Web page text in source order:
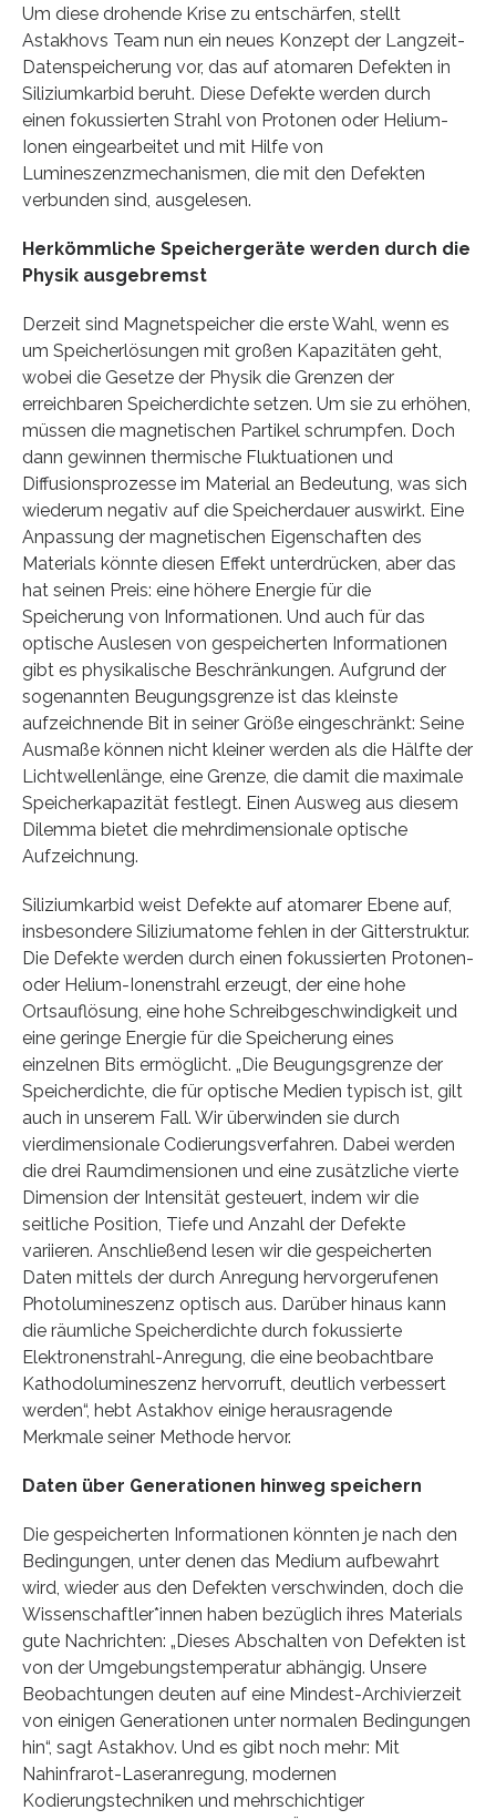
Um diese drohende Krise zu entschärfen, stellt
Astakhovs Team nun ein neues Konzept der Langzeit-
Datenspeicherung vor, das auf atomaren Defekten in
Siliziumkarbid beruht. Diese Defekte werden durch
einen fokussierten Strahl von Protonen oder Helium-
Ionen eingearbeitet und mit Hilfe von
Lumineszenzmechanismen, die mit den Defekten
verbunden sind, ausgelesen.
Herkömmliche Speichergeräte werden durch die
Physik ausgebremst
Derzeit sind Magnetspeicher die erste Wahl, wenn es
um Speicherlösungen mit großen Kapazitäten geht,
wobei die Gesetze der Physik die Grenzen der
erreichbaren Speicherdichte setzen. Um sie zu erhöhen,
müssen die magnetischen Partikel schrumpfen. Doch
dann gewinnen thermische Fluktuationen und
Diffusionsprozesse im Material an Bedeutung, was sich
wiederum negativ auf die Speicherdauer auswirkt. Eine
Anpassung der magnetischen Eigenschaften des
Materials könnte diesen Effekt unterdrücken, aber das
hat seinen Preis: eine höhere Energie für die
Speicherung von Informationen. Und auch für das
optische Auslesen von gespeicherten Informationen
gibt es physikalische Beschränkungen. Aufgrund der
sogenannten Beugungsgrenze ist das kleinste
aufzeichnende Bit in seiner Größe eingeschränkt: Seine
Ausmaße können nicht kleiner werden als die Hälfte der
Lichtwellenlänge, eine Grenze, die damit die maximale
Speicherkapazität festlegt. Einen Ausweg aus diesem
Dilemma bietet die mehrdimensionale optische
Aufzeichnung.
Siliziumkarbid weist Defekte auf atomarer Ebene auf,
insbesondere Siliziumatome fehlen in der Gitterstruktur.
Die Defekte werden durch einen fokussierten Protonen-
oder Helium-Ionenstrahl erzeugt, der eine hohe
Ortsauflösung, eine hohe Schreibgeschwindigkeit und
eine geringe Energie für die Speicherung eines
einzelnen Bits ermöglicht. „Die Beugungsgrenze der
Speicherdichte, die für optische Medien typisch ist, gilt
auch in unserem Fall. Wir überwinden sie durch
vierdimensionale Codierungsverfahren. Dabei werden
die drei Raumdimensionen und eine zusätzliche vierte
Dimension der Intensität gesteuert, indem wir die
seitliche Position, Tiefe und Anzahl der Defekte
variieren. Anschließend lesen wir die gespeicherten
Daten mittels der durch Anregung hervorgerufenen
Photolumineszenz optisch aus. Darüber hinaus kann
die räumliche Speicherdichte durch fokussierte
Elektronenstrahl-Anregung, die eine beobachtbare
Kathodolumineszenz hervorruft, deutlich verbessert
werden“, hebt Astakhov einige herausragende
Merkmale seiner Methode hervor.
Daten über Generationen hinweg speichern
Die gespeicherten Informationen könnten je nach den
Bedingungen, unter denen das Medium aufbewahrt
wird, wieder aus den Defekten verschwinden, doch die
Wissenschaftler*innen haben bezüglich ihres Materials
gute Nachrichten: „Dieses Abschalten von Defekten ist
von der Umgebungstemperatur abhängig. Unsere
Beobachtungen deuten auf eine Mindest-Archivierzeit
von einigen Generationen unter normalen Bedingungen
hin“, sagt Astakhov. Und es gibt noch mehr: Mit
Nahinfrarot-Laseranregung, modernen
Kodierungstechniken und mehrschichtiger